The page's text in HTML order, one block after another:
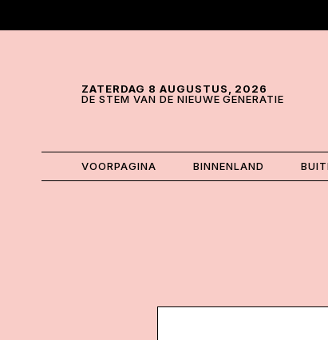
ZATERDAG 8 AUGUSTUS, 2026
DE STEM VAN DE NIEUWE GENERATIE
VOORPAGINA BINNENLAND